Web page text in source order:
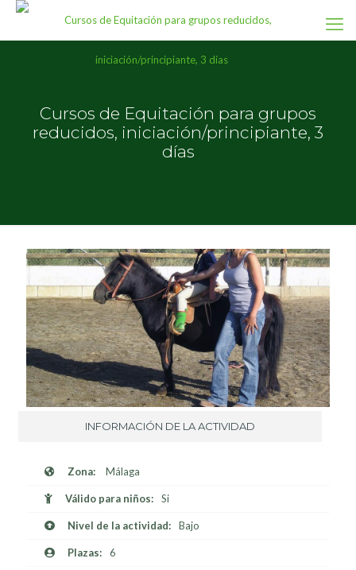
Cursos de Equitación para grupos
reducidos, iniciación/principiante, 3
días
INFORMACIÓN DE LA ACTIVIDAD
Zona: Málaga
Válido para niños: Si
Nivel de la actividad: Bajo
Plazas: 6